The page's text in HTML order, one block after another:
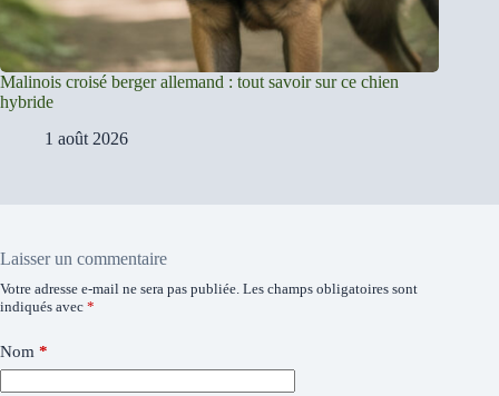
Malinois croisé berger allemand : tout savoir sur ce chien
hybride
1 août 2026
Laisser un commentaire
Votre adresse e-mail ne sera pas publiée. Les champs obligatoires sont
indiqués avec *
Nom *